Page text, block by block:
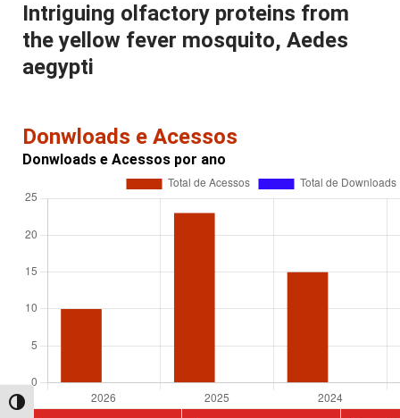
Alternar alto contraste
Intriguing olfactory proteins from
the yellow fever mosquito, Aedes
aegypti
Donwloads e Acessos
Donwloads e Acessos por ano